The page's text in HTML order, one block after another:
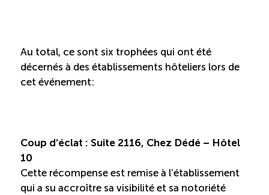
Au total, ce sont six trophées qui ont été
décernés à des établissements hôteliers lors de
cet événement:
Coup d’éclat : Suite 2116, Chez Dédé – Hôtel
10
Cette récompense est remise à l’établissement
qui a su accroître sa visibilité et sa notoriété